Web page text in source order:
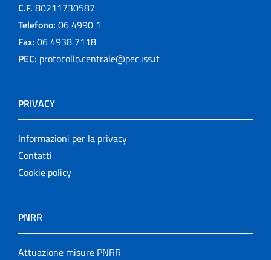
C.F. 80211730587
Telefono: 06 4990 1
Fax: 06 4938 7118
PEC: protocollo.centrale@pec.iss.it
PRIVACY
Informazioni per la privacy
Contatti
Cookie policy
PNRR
Attuazione misure PNRR